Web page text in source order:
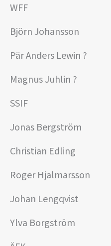
WFF
Björn Johansson
Pär Anders Lewin ?
Magnus Juhlin ?
SSIF
Jonas Bergström
Christian Edling
Roger Hjalmarsson
Johan Lengqvist
Ylva Borgström